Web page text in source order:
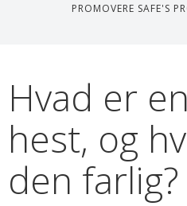
PROMOVERE SAFE'S
Hvad er
hest, og
den farlig?